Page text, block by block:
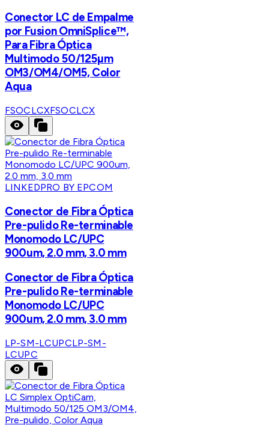
Conector LC de Empalme
por Fusion OmniSplice™,
Para Fibra Óptica
Multimodo 50/125µm
OM3/OM4/OM5, Color
Aqua
FSOCLCXFSOCLCX
LINKEDPRO BY EPCOM
Conector de Fibra Óptica
Pre-pulido Re-terminable
Monomodo LC/UPC
900um, 2.0 mm, 3.0 mm
Conector de Fibra Óptica
Pre-pulido Re-terminable
Monomodo LC/UPC
900um, 2.0 mm, 3.0 mm
LP-SM-LCUPCLP-SM-
LCUPC